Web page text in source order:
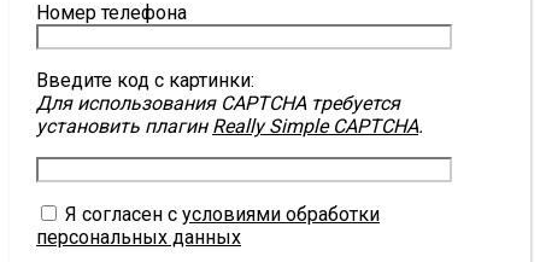
Номер телефона
Введите код с картинки:
Для использования CAPTCHA требуется
установить плагин Really Simple CAPTCHA.
Я согласен с условиями обработки
персональных данных